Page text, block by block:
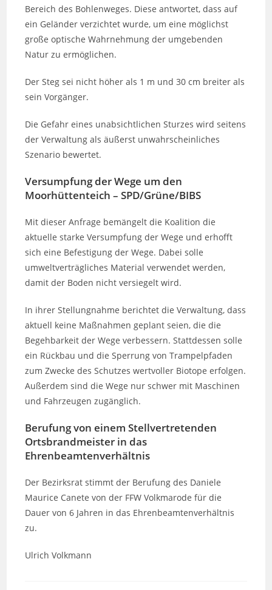
Bereich des Bohlenweges. Diese antwortet, dass auf
ein Geländer verzichtet wurde, um eine möglichst
große optische Wahrnehmung der umgebenden
Natur zu ermöglichen.
Der Steg sei nicht höher als 1 m und 30 cm breiter als
sein Vorgänger.
Die Gefahr eines unabsichtlichen Sturzes wird seitens
der Verwaltung als äußerst unwahrscheinliches
Szenario bewertet.
Versumpfung der Wege um den
Moorhüttenteich – SPD/Grüne/BIBS
Mit dieser Anfrage bemängelt die Koalition die
aktuelle starke Versumpfung der Wege und erhofft
sich eine Befestigung der Wege. Dabei solle
umweltverträgliches Material verwendet werden,
damit der Boden nicht versiegelt wird.
In ihrer Stellungnahme berichtet die Verwaltung, dass
aktuell keine Maßnahmen geplant seien, die die
Begehbarkeit der Wege verbessern. Stattdessen solle
ein Rückbau und die Sperrung von Trampelpfaden
zum Zwecke des Schutzes wertvoller Biotope erfolgen.
Außerdem sind die Wege nur schwer mit Maschinen
und Fahrzeugen zugänglich.
Berufung von einem Stellvertretenden
Ortsbrandmeister in das
Ehrenbeamtenverhältnis
Der Bezirksrat stimmt der Berufung des Daniele
Maurice Canete von der FFW Volkmarode für die
Dauer von 6 Jahren in das Ehrenbeamtenverhältnis
zu.
Ulrich Volkmann